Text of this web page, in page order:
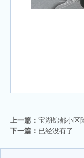
上一篇： 宝湖锦都小区
下一篇： 已经没有了